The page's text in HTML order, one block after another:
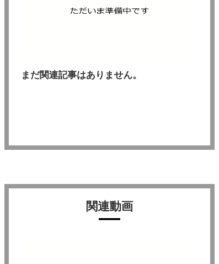
まだ関連記事はありません。
関連動画